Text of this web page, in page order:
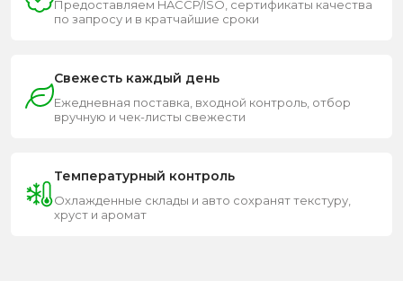
Предоставляем HACCP/ISO, сертификаты качества
по запросу и в кратчайшие сроки
Свежесть каждый день
Ежедневная поставка, входной контроль, отбор
вручную и чек-листы свежести
Температурный контроль
Охлажденные склады и авто сохранят текстуру,
хруст и аромат